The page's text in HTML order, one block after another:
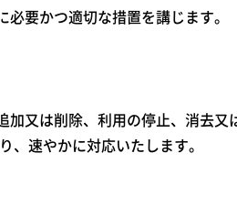
要かつ適切な措置を講じます。
又は削除、利用の停止、消去又
速やかに対応いたします。